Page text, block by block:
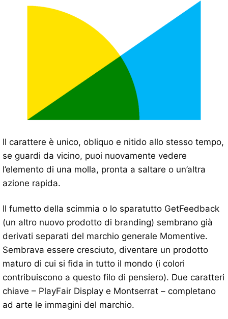
Il carattere è unico, obliquo e nitido allo stesso tempo,
se guardi da vicino, puoi nuovamente vedere
l’elemento di una molla, pronta a saltare o un’altra
azione rapida.
Il fumetto della scimmia o lo sparatutto GetFeedback
(un altro nuovo prodotto di branding) sembrano già
derivati ​​separati del marchio generale Momentive.
Sembrava essere cresciuto, diventare un prodotto
maturo di cui si fida in tutto il mondo (i colori
contribuiscono a questo filo di pensiero). Due caratteri
chiave – PlayFair Display e Montserrat – completano
ad arte le immagini del marchio.